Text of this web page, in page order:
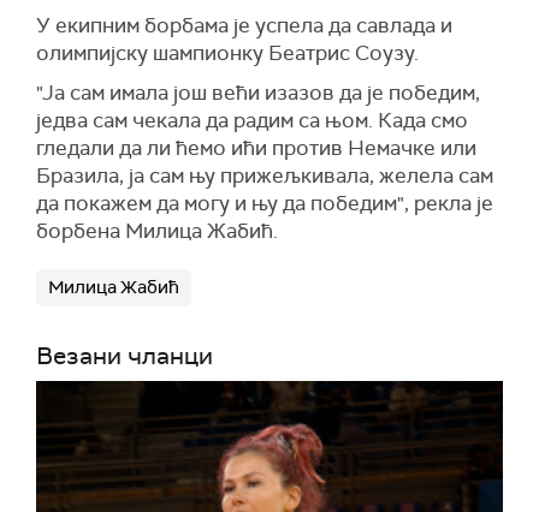
У екипним борбама је успела да савлада и
олимпијску шампионку Беатрис Соузу.
"Ја сам имала још већи изазов да је победим,
једва сам чекала да радим са њом. Када смо
гледали да ли ћемо ићи против Немачке или
Бразила, ја сам њу прижељкивала, желела сам
да покажем да могу и њу да победим", рекла је
борбена Милица Жабић.
Милица Жабић
Везани чланци